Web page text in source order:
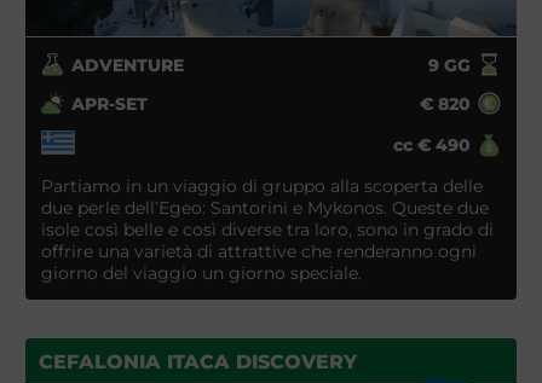
ADVENTURE 9GG
APR-SET
€ 820
cc € 490
Partiamo in un viaggio di gruppo alla scoperta delle
due perle dell’Egeo: Santorini e Mykonos. Queste due
isole così belle e così diverse tra loro, sono in grado di
offrire una varietà di attrattive che renderanno ogni
giorno del viaggio un giorno speciale.
CEFALONIA ITACA DISCOVERY